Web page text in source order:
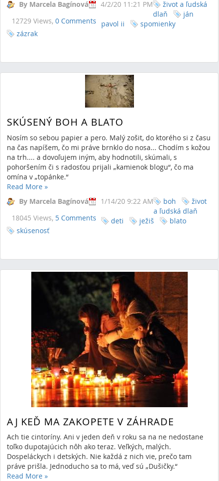
By Marcela Bagínová
4/2/20 11:21 PM
12729 Views, 0 Comments
život a ľudská
dlaň
ján
pavol ii
spomienky
zázrak
SKÚSENÝ BOH A BLATO
Nosím so sebou papier a pero. Malý zošit, do ktorého si z času
na čas napíšem, čo mi práve brnklo do nosa... Chodím s kožou
na trh.... a dovoľujem iným, aby hodnotili, skúmali, s
pohoršením či s radosťou prijali „kamienok blogu“, čo ma
omína v „topánke.“
Read More »
By Marcela Bagínová
1/14/20 9:22 AM
18045 Views, 5 Comments
boh
život
a ľudská dlaň
deti
ježiš
blato
skúsenosť
AJ KEĎ MA ZAKOPETE V ZÁHRADE
Ach tie cintoríny. Ani v jeden deň v roku sa na ne nedostane
toľko dupotajúcich nôh ako teraz. Veľkých, malých.
Dospeláckych i detských. Nie každá z nich vie, prečo tam
práve prišla. Jednoducho sa to má, veď sú „Dušičky.“
Read More »